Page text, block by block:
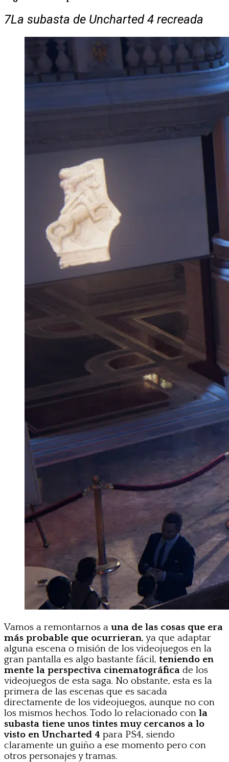
7La subasta de Uncharted 4 recreada
Vamos a remontarnos a una de las cosas que era
más probable que ocurrieran, ya que adaptar
alguna escena o misión de los videojuegos en la
gran pantalla es algo bastante fácil, teniendo en
mente la perspectiva cinematográfica de los
videojuegos de esta saga. No obstante, esta es la
primera de las escenas que es sacada
directamente de los videojuegos, aunque no con
los mismos hechos. Todo lo relacionado con la
subasta tiene unos tintes muy cercanos a lo
visto en Uncharted 4 para PS4, siendo
claramente un guiño a ese momento pero con
otros personajes y tramas.